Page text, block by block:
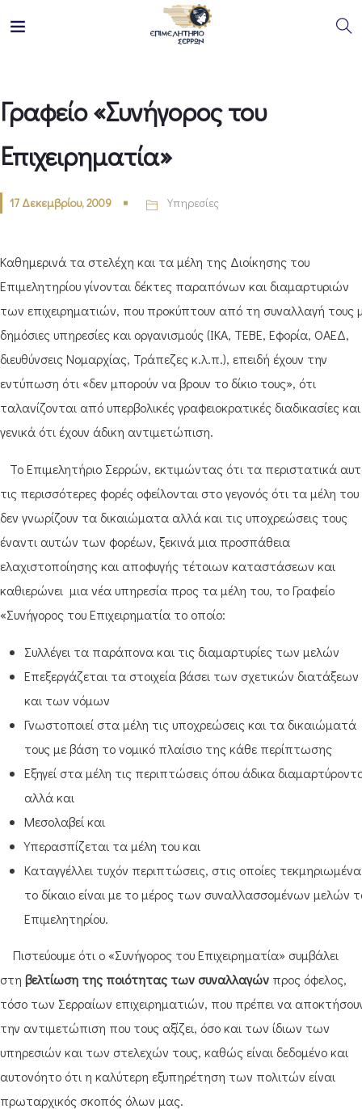
Γραφείο «Συνήγορος του
Επιχειρηματία»
17 Δεκεμβρίου, 2009 Υπηρεσίες
Καθημερινά τα στελέχη και τα μέλη της Διοίκησης του
Επιμελητηρίου γίνονται δέκτες παραπόνων και διαμαρτυριών
των επιχειρηματιών, που προκύπτουν από τη συναλλαγή τους
δημόσιες υπηρεσίες και οργανισμούς (ΙΚΑ, ΤΕΒΕ, Εφορία, ΟΑΕΔ,
διευθύνσεις Νομαρχίας, Τράπεζες κ.λ.π.), επειδή έχουν την
εντύπωση ότι «δεν μπορούν να βρουν το δίκιο τους», ότι
ταλανίζονται από υπερβολικές γραφειοκρατικές διαδικασίες και
γενικά ότι έχουν άδικη αντιμετώπιση.
Το Επιμελητήριο Σερρών, εκτιμώντας ότι τα περιστατικά
τις περισσότερες φορές οφείλονται στο γεγονός ότι τα μέλη του
δεν γνωρίζουν τα δικαιώματα αλλά και τις υποχρεώσεις τους
έναντι αυτών των φορέων, ξεκινά μια προσπάθεια
ελαχιστοποίησης και αποφυγής τέτοιων καταστάσεων και
καθιερώνει μια νέα υπηρεσία προς τα μέλη του, το Γραφείο
«Συνήγορος του Επιχειρηματία το οποίο:
Συλλέγει τα παράπονα και τις διαμαρτυρίες των μελών
Επεξεργάζεται τα στοιχεία βάσει των σχετικών διατάξεων
και των νόμων
Γνωστοποιεί στα μέλη τις υποχρεώσεις και τα δικαιώματά
τους με βάση το νομικό πλαίσιο της κάθε περίπτωσης
Εξηγεί στα μέλη τις περιπτώσεις όπου άδικα
αλλά και
Μεσολαβεί και
Υπερασπίζεται τα μέλη του και
Καταγγέλλει τυχόν περιπτώσεις, στις οποίες τεκμηριωμένα
το δίκαιο είναι με το μέρος των συναλλασσομένων μελών
Επιμελητηρίου.
Πιστεύουμε ότι ο «Συνήγορος του Επιχειρηματία» συμβάλει
στη βελτίωση της ποιότητας των συναλλαγών προς όφελος,
τόσο των Σερραίων επιχειρηματιών, που πρέπει να
την αντιμετώπιση που τους αξίζει, όσο και των ίδιων των
υπηρεσιών και των στελεχών τους, καθώς είναι δεδομένο και
αυτονόητο ότι η καλύτερη εξυπηρέτηση των πολιτών είναι
πρωταρχικός σκοπός όλων μας.